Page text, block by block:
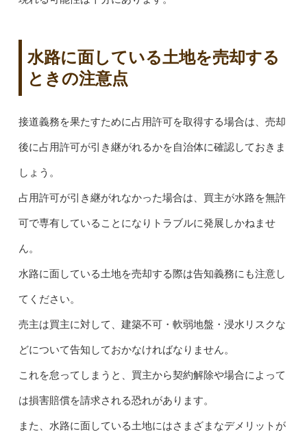
水路に面している土地を売却する
ときの注意点
接道義務を果たすために占用許可を取得する場合は、売却
後に占用許可が引き継がれるかを自治体に確認しておきま
しょう。
占用許可が引き継がれなかった場合は、買主が水路を無許
可で専有していることになりトラブルに発展しかねませ
ん。
水路に面している土地を売却する際は告知義務にも注意し
てください。
売主は買主に対して、建築不可・軟弱地盤・浸水リスクな
どについて告知しておかなければなりません。
これを怠ってしまうと、買主から契約解除や場合によって
は損害賠償を請求される恐れがあります。
また、水路に面している土地にはさまざまなデメリットが